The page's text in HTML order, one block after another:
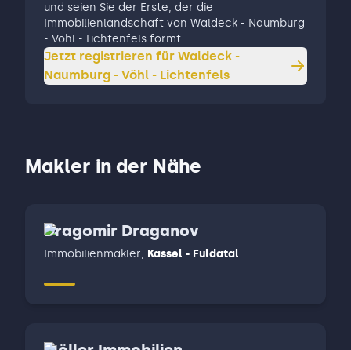
und seien Sie der Erste, der die
Immobilienlandschaft von Waldeck - Naumburg
- Vöhl - Lichtenfels formt.
Jetzt registrieren für Waldeck -
Naumburg - Vöhl - Lichtenfels
Makler in der Nähe
Dragomir Draganov
Immobilienmakler, Kassel - Fuldatal